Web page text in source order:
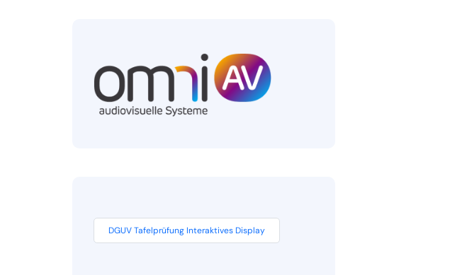
DGUV Tafelprüfung Interaktives Display